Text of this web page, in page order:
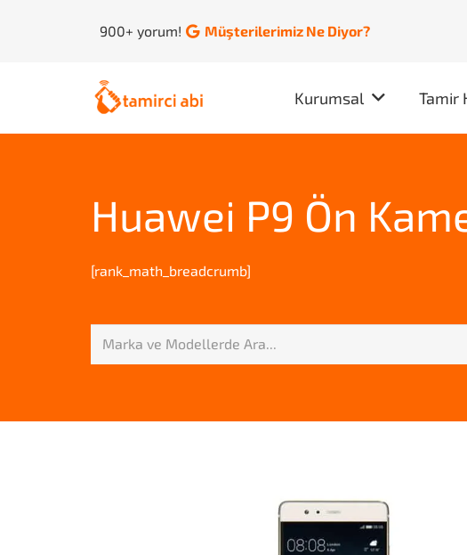
900+ yorum! Müşterilerimiz Ne Diyor?
Kurumsal Tamir
Huawei P9 Ön
[rank_math_breadcrumb]